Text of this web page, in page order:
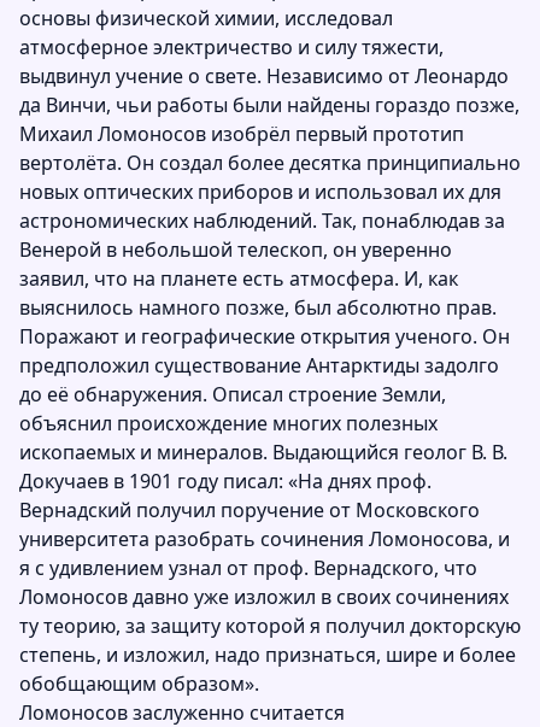
основы физической химии, исследовал
атмосферное электричество и силу тяжести,
выдвинул учение о свете. Независимо от Леонардо
да Винчи, чьи работы были найдены гораздо позже,
Михаил Ломоносов изобрёл первый прототип
вертолёта. Он создал более десятка принципиально
новых оптических приборов и использовал их для
астрономических наблюдений. Так, понаблюдав за
Венерой в небольшой телескоп, он уверенно
заявил, что на планете есть атмосфера. И, как
выяснилось намного позже, был абсолютно прав.
Поражают и географические открытия ученого. Он
предположил существование Антарктиды задолго
до её обнаружения. Описал строение Земли,
объяснил происхождение многих полезных
ископаемых и минералов. Выдающийся геолог В. В.
Докучаев в 1901 году писал: «На днях проф.
Вернадский получил поручение от Московского
университета разобрать сочинения Ломоносова, и
я с удивлением узнал от проф. Вернадского, что
Ломоносов давно уже изложил в своих сочинениях
ту теорию, за защиту которой я получил докторскую
степень, и изложил, надо признаться, шире и более
обобщающим образом».
Ломоносов заслуженно считается